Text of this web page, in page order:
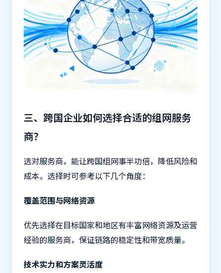
三、跨国企业如何选择合适的组网服务
商？
选对服务商，能让跨国组网事半功倍，降低风险和
成本。选择时可参考以下几个角度：
覆盖范围与网络资源
优先选择在目标国家和地区有丰富网络资源及运营
经验的服务商，保证链路的稳定性和带宽质量。
技术实力和方案灵活度